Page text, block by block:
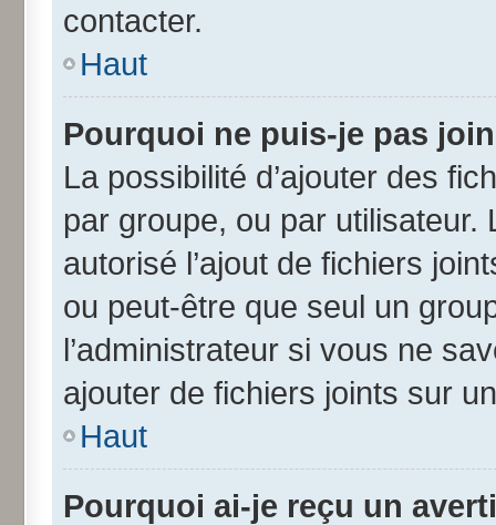
contacter.
Haut
Pourquoi ne puis-je pas
La possibilité d’ajouter des
par groupe, ou par utilisateur.
autorisé l’ajout de fichiers
ou peut-être que seul un
l’administrateur si vous ne
ajouter de fichiers joints sur
Haut
Pourquoi ai-je reçu un